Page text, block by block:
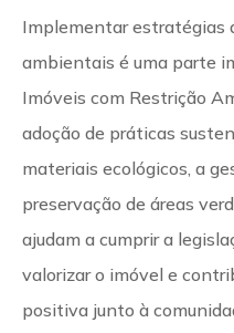
Implementar estratégias
ambientais é uma parte
Imóveis com Restrição
adoção de práticas
materiais ecológicos, a
preservação de áreas
ajudam a cumprir a
valorizar o imóvel e
positiva junto à